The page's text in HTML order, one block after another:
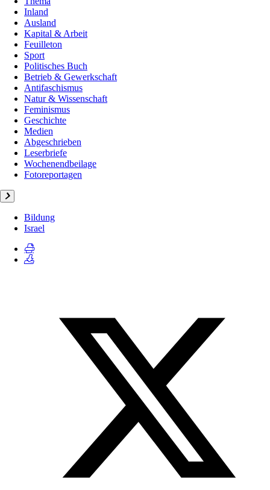
Inland
Ausland
Kapital & Arbeit
Feuilleton
Sport
Politisches Buch
Betrieb & Gewerkschaft
Antifaschismus
Natur & Wissenschaft
Feminismus
Geschichte
Medien
Abgeschrieben
Leserbriefe
Wochenendbeilage
Fotoreportagen
Bildung
Israel